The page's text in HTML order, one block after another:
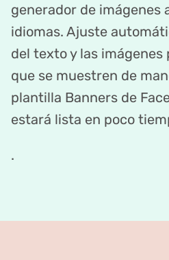
generador de imágenes
idiomas. Ajuste
del texto y las imágenes
que se muestren de
plantilla Banners de
estará lista en poco
.